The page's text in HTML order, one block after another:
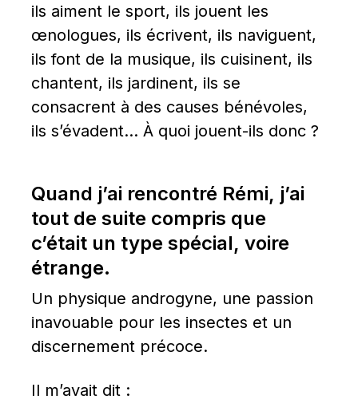
ils aiment le sport, ils jouent les
œnologues, ils écrivent, ils naviguent,
ils font de la musique, ils cuisinent, ils
chantent, ils jardinent, ils se
consacrent à des causes bénévoles,
ils s’évadent… À quoi jouent-ils donc ?
Quand j’ai rencontré Rémi, j’ai
tout de suite compris que
c’était un type spécial, voire
étrange.
Un physique androgyne, une passion
inavouable pour les insectes et un
discernement précoce.
Il m’avait dit :